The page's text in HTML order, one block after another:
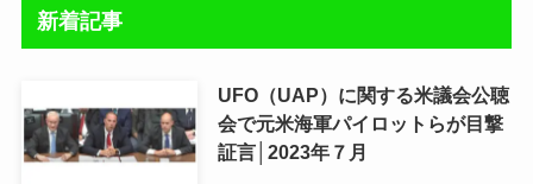
新着記事
UFO（UAP）に関する米議会公聴
会で元米海軍パイロットらが目撃
証言│2023年７月